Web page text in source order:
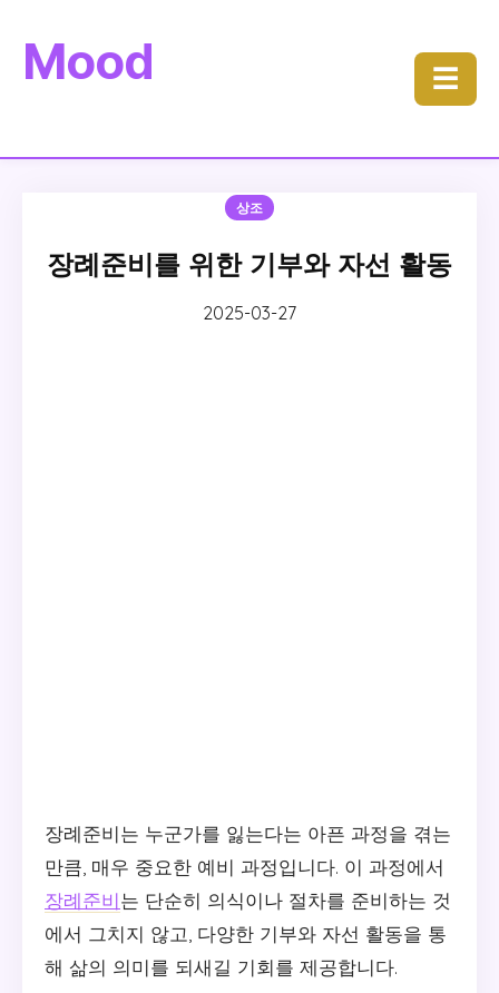
Mood ☰
상조
장례준비를 위한 기부와 자선 활동
2025-03-27
장례준비는 누군가를 잃는다는 아픈 과정을 겪는
만큼, 매우 중요한 예비 과정입니다. 이 과정에서
장례준비는 단순히 의식이나 절차를 준비하는 것
에서 그치지 않고, 다양한 기부와 자선 활동을 통
해 삶의 의미를 되새길 기회를 제공합니다.